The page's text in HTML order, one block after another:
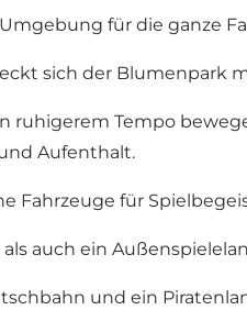
für die ganze
sich der Blumenpark
ruhigerem Tempo
Aufenthalt.
Fahrzeuge für
auch ein
und ein